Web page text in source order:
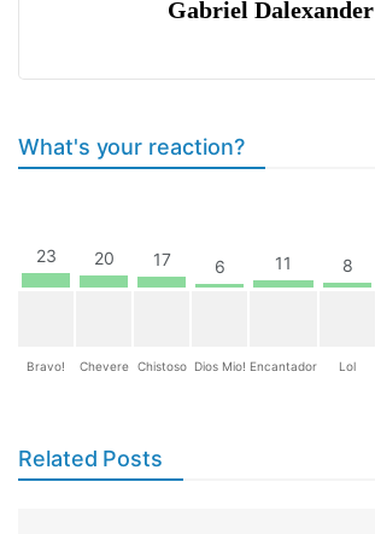
Gabriel Dalexander
What's your reaction?
23
Bravo!
20
Chevere
17
Chistoso
6
Dios Mio!
11
Encantador
8
Lol
Related Posts